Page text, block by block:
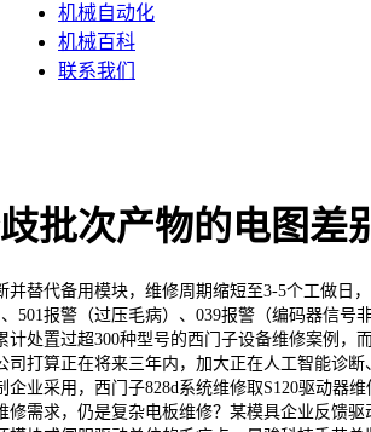
机械自动化
机械百科
联系我们
批次产物的电图差
代备用模块，维修周期缩短至3-5个工做日，
501报警（过压毛病）、039报警（编码器信号
处置过超300种型号的西门子设备维修案例，而
司打算正在将来三年内，加大正在人工智能诊断
业采用，西门子828d系统维修取S120驱动器
需求，仍是复杂电板维修？某模具企业反馈驱